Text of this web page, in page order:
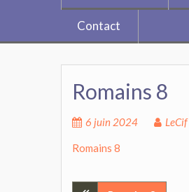
Contact
Romains 8
6 juin 2024 LeCif
Romains 8